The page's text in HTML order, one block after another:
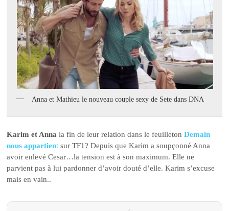
Anna et Mathieu le nouveau couple sexy de Sete dans DNA
Karim et Anna la fin de leur relation dans le feuilletonDemain
nous appartient sur TF1? Depuis que Karim a soupçonné Anna
avoir enlevé Cesar…la tension est à son maximum. Elle ne
parvient pas à lui pardonner d’avoir douté d’elle. Karim s’excuse
mais en vain..